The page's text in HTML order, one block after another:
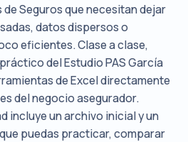
Seguros que necesitan dejar
datos dispersos o
eficientes. Clase a clase,
del Estudio PAS García
de Excel directamente
del negocio asegurador.
incluye un archivo inicial y un
puedas practicar, comparar